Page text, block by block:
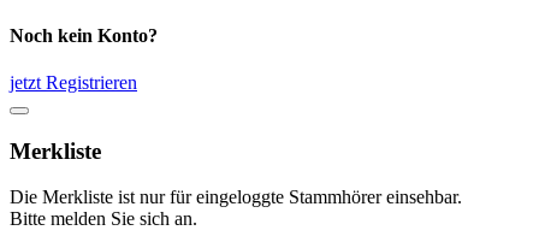
Noch kein Konto?
jetzt Registrieren
Merkliste
Die Merkliste ist nur für eingeloggte Stammhörer einsehbar.
Bitte melden Sie sich an.